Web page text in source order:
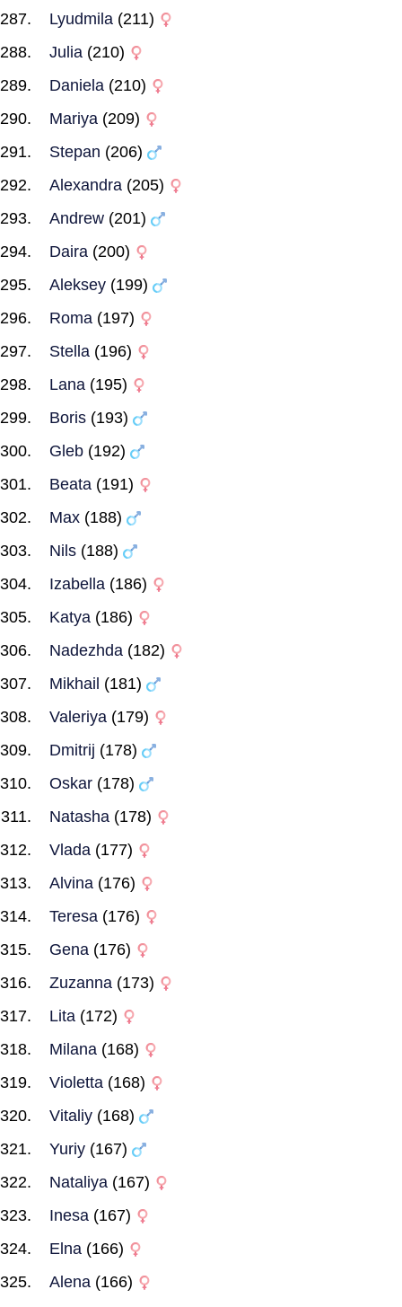
Lyudmila (211)
Julia (210)
Daniela (210)
Mariya (209)
Stepan (206)
Alexandra (205)
Andrew (201)
Daira (200)
Aleksey (199)
Roma (197)
Stella (196)
Lana (195)
Boris (193)
Gleb (192)
Beata (191)
Max (188)
Nils (188)
Izabella (186)
Katya (186)
Nadezhda (182)
Mikhail (181)
Valeriya (179)
Dmitrij (178)
Oskar (178)
Natasha (178)
Vlada (177)
Alvina (176)
Teresa (176)
Gena (176)
Zuzanna (173)
Lita (172)
Milana (168)
Violetta (168)
Vitaliy (168)
Yuriy (167)
Nataliya (167)
Inesa (167)
Elna (166)
Alena (166)